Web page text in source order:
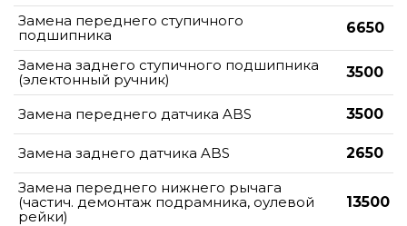
Замена переднего ступичного
подшипника
6650
Замена заднего ступичного подшипника
(электонный ручник)
3500
Замена переднего датчика ABS 3500
Замена заднего датчика ABS
2650
Замена переднего нижнего рычага
(частич. демонтаж подрамника, оулевой
рейки)
13500